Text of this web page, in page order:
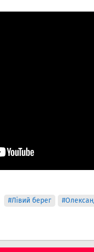
#Лівий берег